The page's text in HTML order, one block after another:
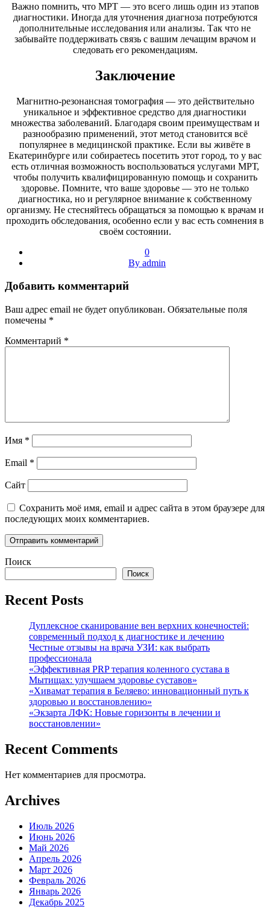
Важно помнить, что МРТ — это всего лишь один из этапов
диагностики. Иногда для уточнения диагноза потребуются
дополнительные исследования или анализы. Так что не
забывайте поддерживать связь с вашим лечащим врачом и
следовать его рекомендациям.
Заключение
Магнитно-резонансная томография — это действительно
уникальное и эффективное средство для диагностики
множества заболеваний. Благодаря своим преимуществам и
разнообразию применений, этот метод становится всё
популярнее в медицинской практике. Если вы живёте в
Екатеринбурге или собираетесь посетить этот город, то у вас
есть отличная возможность воспользоваться услугами МРТ,
чтобы получить квалифицированную помощь и сохранить
здоровье. Помните, что ваше здоровье — это не только
диагностика, но и регулярное внимание к собственному
организму. Не стесняйтесь обращаться за помощью к врачам и
проходить обследования, особенно если у вас есть сомнения в
своём состоянии.
0
By admin
Добавить комментарий
Ваш адрес email не будет опубликован. Обязательные поля
помечены *
Комментарий *
Имя *
Email *
Сайт
Сохранить моё имя, email и адрес сайта в этом браузере для
последующих моих комментариев.
Поиск
Поиск
Recent Posts
Дуплексное сканирование вен верхних конечностей:
современный подход к диагностике и лечению
Честные отзывы на врача УЗИ: как выбрать
профессионала
«Эффективная PRP терапия коленного сустава в
Мытищах: улучшаем здоровье суставов»
«Хивамат терапия в Беляево: инновационный путь к
здоровью и восстановлению»
«Экзарта ЛФК: Новые горизонты в лечении и
восстановлении»
Recent Comments
Нет комментариев для просмотра.
Archives
Июль 2026
Июнь 2026
Май 2026
Апрель 2026
Март 2026
Февраль 2026
Январь 2026
Декабрь 2025